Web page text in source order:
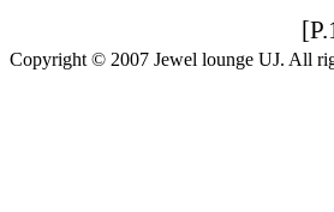
Copyright © 2007 Jewel lounge UJ. All